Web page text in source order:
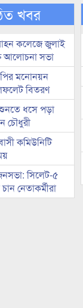
খবর
কলেজে জুলাই
আলোচনা সভা
মনোনয়ন
বিতরণ
শুনতে ধসে পড়া
চৌধুরী
কমিউনিটি
সিলেট-৫
নেতাকর্মীরা